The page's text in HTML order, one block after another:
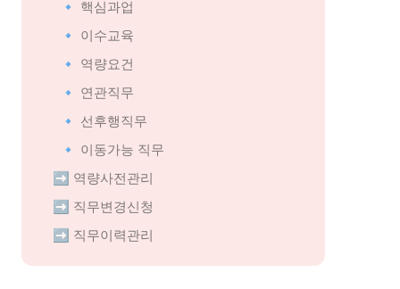
🔹 핵심과업
🔹 이수교육
🔹 역량요건
🔹 연관직무
🔹 선후행직무
🔹 이동가능 직무
➡️ 역량사전관리
➡️ 직무변경신청
➡️ 직무이력관리